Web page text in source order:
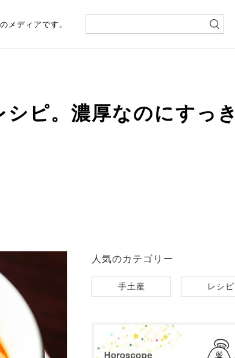
メディアです。
シピ。濃厚なのにすっ
人気のカテゴリー
手土産 レシピ